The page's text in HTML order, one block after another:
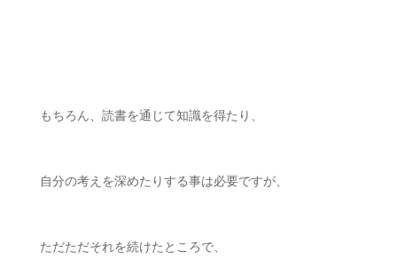
もちろん、読書を通じて知識を得たり、
自分の考えを深めたりする事は必要ですが、
ただただそれを続けたところで、